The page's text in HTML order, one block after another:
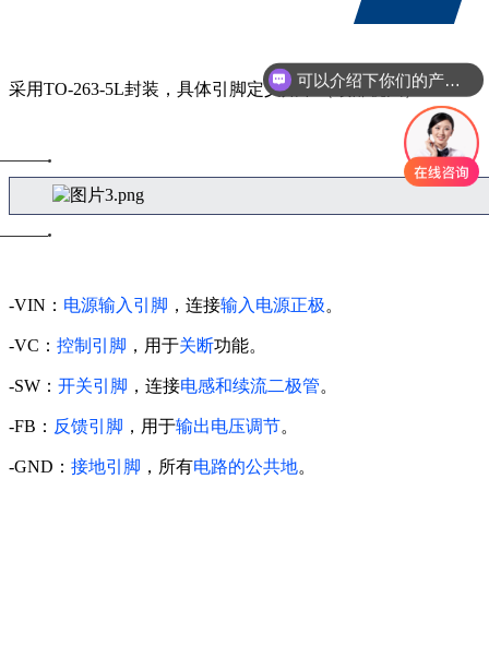
采用TO-263-5L封装，具体引脚定义如下（顶部视图）：
-VIN： 电源输入引脚 ，连接输入电源正极。
-VC： 控制引脚 ，用于关断功能。
-SW： 开关引脚 ，连接电感和续流二极管。
-FB： 反馈引脚 ，用于输出电压调节。
-GND： 接地引脚 ，所有电路的公共地。
可以介绍下你们的产品么